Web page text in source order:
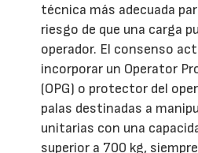
técnica más adecuada
riesgo de que una carga
operador. El consenso
incorporar un Operator
(OPG) o protector del
palas destinadas a
unitarias con una
superior a 700 kg,